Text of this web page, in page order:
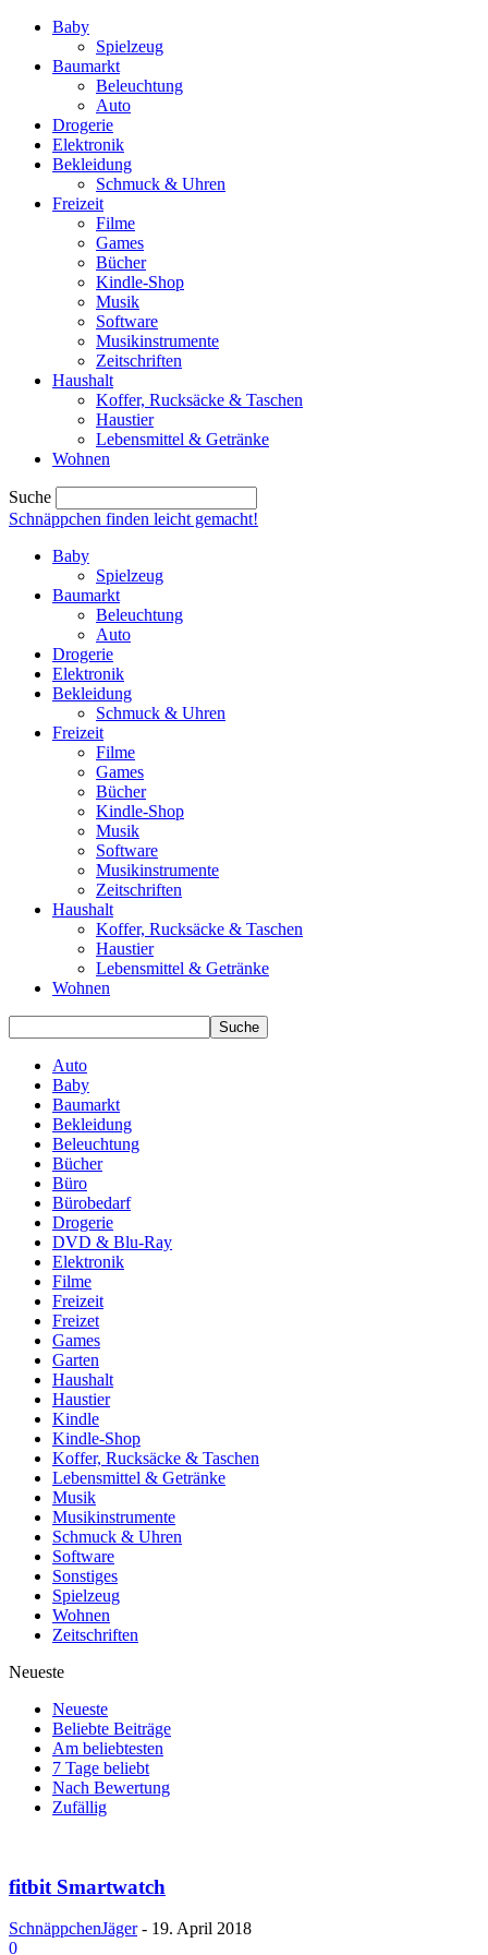
Baby
Spielzeug
Baumarkt
Beleuchtung
Auto
Drogerie
Elektronik
Bekleidung
Schmuck & Uhren
Freizeit
Filme
Games
Bücher
Kindle-Shop
Musik
Software
Musikinstrumente
Zeitschriften
Haushalt
Koffer, Rucksäcke & Taschen
Haustier
Lebensmittel & Getränke
Wohnen
Suche
Schnäppchen finden leicht gemacht!
Baby
Spielzeug
Baumarkt
Beleuchtung
Auto
Drogerie
Elektronik
Bekleidung
Schmuck & Uhren
Freizeit
Filme
Games
Bücher
Kindle-Shop
Musik
Software
Musikinstrumente
Zeitschriften
Haushalt
Koffer, Rucksäcke & Taschen
Haustier
Lebensmittel & Getränke
Wohnen
Auto
Baby
Baumarkt
Bekleidung
Beleuchtung
Bücher
Büro
Bürobedarf
Drogerie
DVD & Blu-Ray
Elektronik
Filme
Freizeit
Freizet
Games
Garten
Haushalt
Haustier
Kindle
Kindle-Shop
Koffer, Rucksäcke & Taschen
Lebensmittel & Getränke
Musik
Musikinstrumente
Schmuck & Uhren
Software
Sonstiges
Spielzeug
Wohnen
Zeitschriften
Neueste
Neueste
Beliebte Beiträge
Am beliebtesten
7 Tage beliebt
Nach Bewertung
Zufällig
fitbit Smartwatch
SchnäppchenJäger - 19. April 2018
0